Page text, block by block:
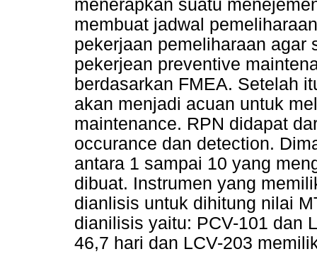
menerapkan suatu
membuat jadwal
pekerjaan pemeliharaan agar
pekerjean preventive
berdasarkan FMEA. Setelah
akan menjadi acuan untuk
maintenance. RPN didapat
occurance dan detection.
antara 1 sampai 10 yang
dibuat. Instrumen yang
dianlisis untuk dihitung nilai
dianilisis yaitu: PCV-101 dan
46,7 hari dan LCV-203